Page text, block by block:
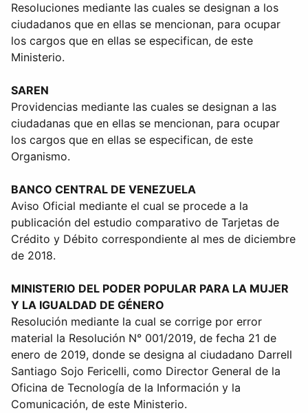
Resoluciones mediante las cuales se designan a los
ciudadanos que en ellas se mencionan, para ocupar
los cargos que en ellas se especifican, de este
Ministerio.
SAREN
Providencias mediante las cuales se designan a las
ciudadanas que en ellas se mencionan, para ocupar
los cargos que en ellas se especifican, de este
Organismo.
BANCO CENTRAL DE VENEZUELA
Aviso Oficial mediante el cual se procede a la
publicación del estudio comparativo de Tarjetas de
Crédito y Débito correspondiente al mes de diciembre
de 2018.
MINISTERIO DEL PODER POPULAR PARA LA MUJER
Y LA IGUALDAD DE GÉNERO
Resolución mediante la cual se corrige por error
material la Resolución N° 001/2019, de fecha 21 de
enero de 2019, donde se designa al ciudadano Darrell
Santiago Sojo Fericelli, como Director General de la
Oficina de Tecnología de la Información y la
Comunicación, de este Ministerio.